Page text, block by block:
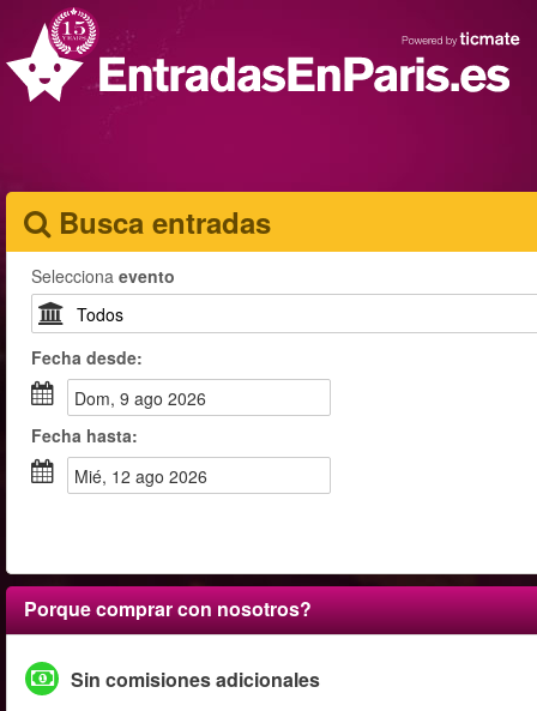
Busca entradas
Selecciona evento
Fecha desde:
dom, 9 ago 2026
Fecha hasta:
mié, 12 ago 2026
Porque comprar con nosotros?
Sin comisiones adicionales